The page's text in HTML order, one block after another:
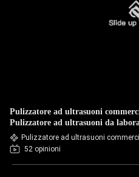
Pulizzatore ad ultrasuoni
Pulizzatore ad ultrasuoni da
intelligente
Pulizzatore ad ultrasuoni
52 opinioni